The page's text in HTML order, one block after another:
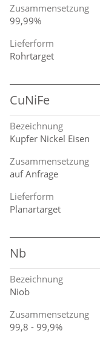
Zusammensetzung
99,99%
Lieferform
Rohrtarget
CuNiFe
Bezeichnung
Kupfer Nickel Eisen
Zusammensetzung
auf Anfrage
Lieferform
Planartarget
Nb
Bezeichnung
Niob
Zusammensetzung
99,8 - 99,9%